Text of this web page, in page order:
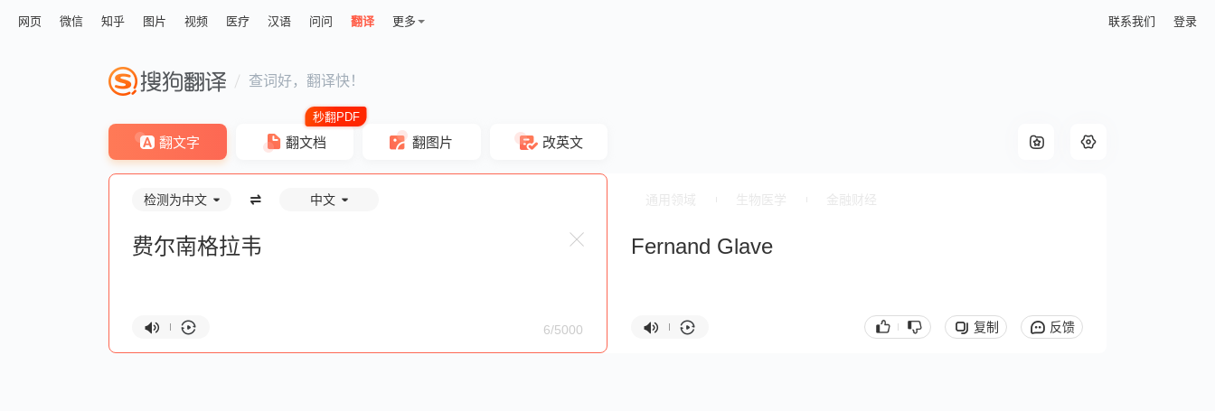
网页 微信 知乎 图片 视频 医疗 汉语 问问 翻译 更多 联系我们 登录
查词好，翻译快！
翻文字 翻文档 翻图片 改英文
检测为中文 中文
6/5000
Fernand Glave
复制 反馈